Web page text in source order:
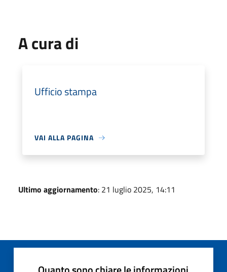
A cura di
Ufficio stampa
VAI ALLA PAGINA
Ultimo aggiornamento: 21 luglio 2025, 14:11